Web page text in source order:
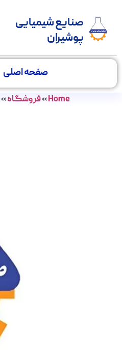
صنایع شیمیایی
پوشیران
صفحه اصلی
Home
»فروشگاه»